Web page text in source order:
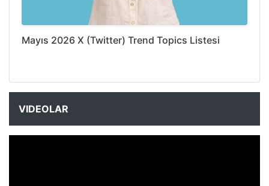
Mayıs 2026 X (Twitter) Trend Topics Listesi
VIDEOLAR